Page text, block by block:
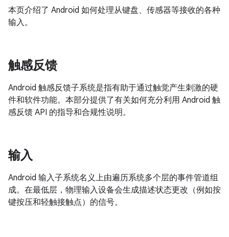
本页介绍了 Android 如何处理从键盘、传感器等接收的各种
输入。
触感反馈
Android 触感反馈子系统是指有助于通过触觉产生刺激的硬
件和软件功能。本部分提供了有关如何充分利用 Android 触
感反馈 API 的指导和合规性说明。
输入
Android 输入子系统名义上由遍历系统多个层的事件管道组
成。在最低层，物理输入设备会生成描述状态更改（例如按
键按压和轻触接触点）的信号。